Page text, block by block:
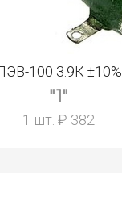
100 3.9К ±10%
"1"
1 шт. ₽ 382